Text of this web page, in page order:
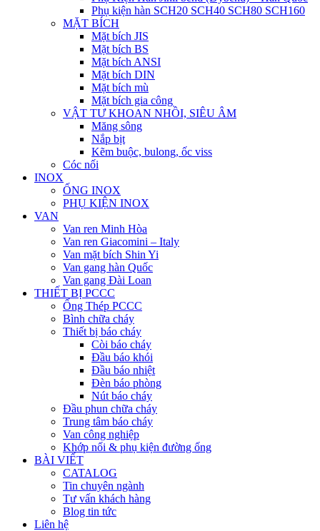
Phụ kiện hàn SCH20 SCH40 SCH80 SCH160
MẶT BÍCH
Mặt bích JIS
Mặt bích BS
Mặt bích ANSI
Mặt bích DIN
Mặt bích mù
Mặt bích gia công
VẬT TƯ KHOAN NHỒI, SIÊU ÂM
Măng sông
Nắp bịt
Kẽm buộc, bulong, ốc viss
Cóc nối
INOX
ỐNG INOX
PHỤ KIỆN INOX
VAN
Van ren Minh Hòa
Van ren Giacomini – Italy
Van mặt bích Shin Yi
Van gang hàn Quốc
Van gang Đài Loan
THIẾT BỊ PCCC
Ống Thép PCCC
Bình chữa cháy
Thiết bị báo cháy
Còi báo cháy
Đầu báo khói
Đầu báo nhiệt
Đèn báo phòng
Nút báo cháy
Đầu phun chữa cháy
Trung tâm báo cháy
Van công nghiệp
Khớp nối & phụ kiện đường ống
BÀI VIẾT
CATALOG
Tin chuyên ngành
Tư vấn khách hàng
Blog tin tức
Liên hệ